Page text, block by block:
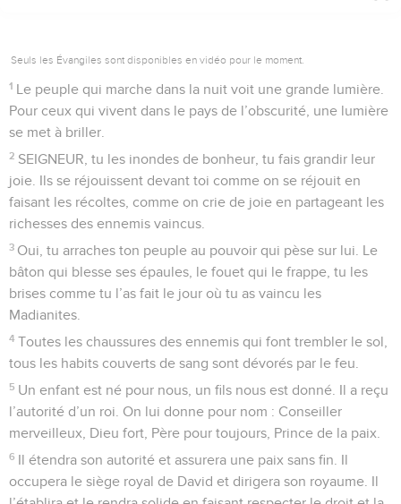
Seuls les Évangiles sont disponibles en vidéo pour le moment.
1 Le peuple qui marche dans la nuit voit une grande lumière.
Pour ceux qui vivent dans le pays de l’obscurité, une lumière
se met à briller.
2 SEIGNEUR, tu les inondes de bonheur, tu fais grandir leur
joie. Ils se réjouissent devant toi comme on se réjouit en
faisant les récoltes, comme on crie de joie en partageant les
richesses des ennemis vaincus.
3 Oui, tu arraches ton peuple au pouvoir qui pèse sur lui. Le
bâton qui blesse ses épaules, le fouet qui le frappe, tu les
brises comme tu l’as fait le jour où tu as vaincu les
Madianites.
4 Toutes les chaussures des ennemis qui font trembler le sol,
tous les habits couverts de sang sont dévorés par le feu.
5 Un enfant est né pour nous, un fils nous est donné. Il a reçu
l’autorité d’un roi. On lui donne pour nom : Conseiller
merveilleux, Dieu fort, Père pour toujours, Prince de la paix.
6 Il étendra son autorité et assurera une paix sans fin. Il
occupera le siège royal de David et dirigera son royaume. Il